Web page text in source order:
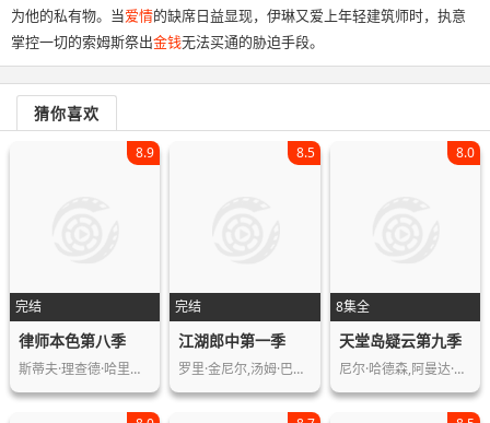
为他的私有物。当爱情的缺席日益显现，伊琳又爱上年轻建筑师时，执意
掌控一切的索姆斯祭出金钱无法买通的胁迫手段。
猜你喜欢
完结
8.9
律师本色第八季
斯蒂夫·理查德·哈里斯,卡穆琳·曼海…
完结
8.5
江湖郎中第一季
罗里·金尼尔,汤姆·巴斯登,马修·贝恩…
8集全
8.0
天堂岛疑云第九季
尼尔·哈德森,阿曼达·哈尔,阿道·欧汉…